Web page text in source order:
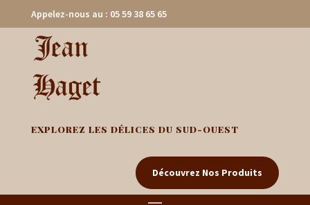
Appelez-nous au : 05 59 38 65 65
EXPLOREZ LES DÉLICES DU SUD-OUEST
Découvrez Nos Produits